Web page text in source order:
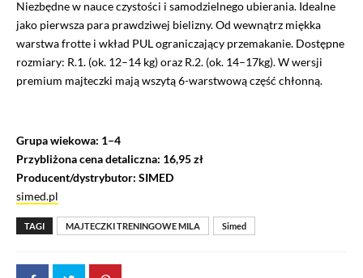
Niezbędne w nauce czystości i samodzielnego ubierania. Idealne
jako pierwsza para prawdziwej bielizny. Od wewnątrz miękka
warstwa frotte i wkład PUL ograniczający przemakanie. Dostępne
rozmiary: R.1. (ok. 12–14 kg) oraz R.2. (ok. 14–17kg). W wersji
premium majteczki mają wszytą 6-warstwową część chłonną.
Grupa wiekowa: 1–4
Przybliżona cena detaliczna: 16,95 zł
Producent/dystrybutor: SIMED
simed.pl
TAGI MAJTECZKI TRENINGOWE MILA Simed